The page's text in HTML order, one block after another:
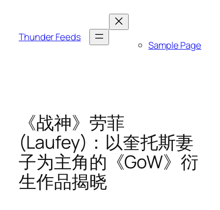
Thunder Feeds
Sample Page
《战神》劳菲
(Laufey)：以奎托斯妻
子为主角的《GoW》衍
生作品揭晓